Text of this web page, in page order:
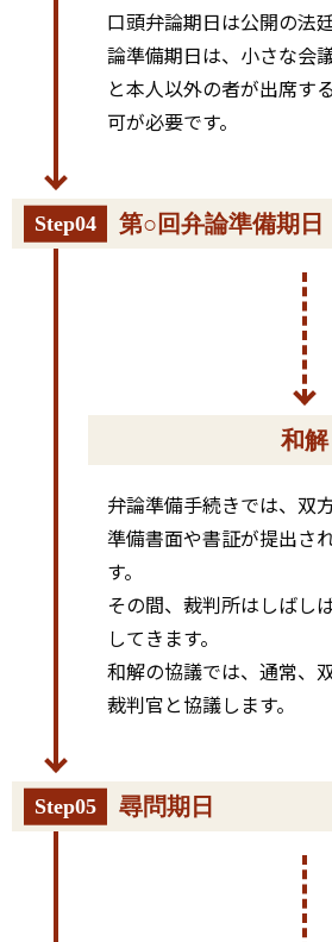
口頭弁論期日は公開の法
論準備期日は、小さな会
と本人以外の者が出席す
可が必要です。
Step04 第○回弁論準備期日
和解
弁論準備手続きでは、双
準備書面や書証が提出さ
す。
その間、裁判所はしばし
してきます。
和解の協議では、通常、
裁判官と協議します。
Step05 尋問期日